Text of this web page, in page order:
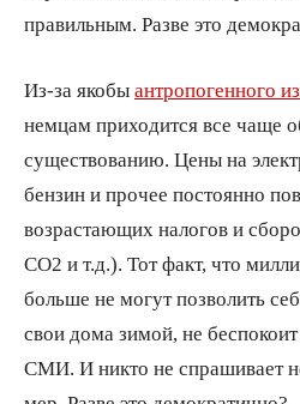
правильным. Разве это
Из-за якобы антропогенного
немцам приходится все чаще
существованию. Цены на
бензин и прочее постоянно
возрастающих налогов и
CO2 и т.д.). Тот факт, что
больше не могут позволить
свои дома зимой, не
СМИ. И никто не спрашивает